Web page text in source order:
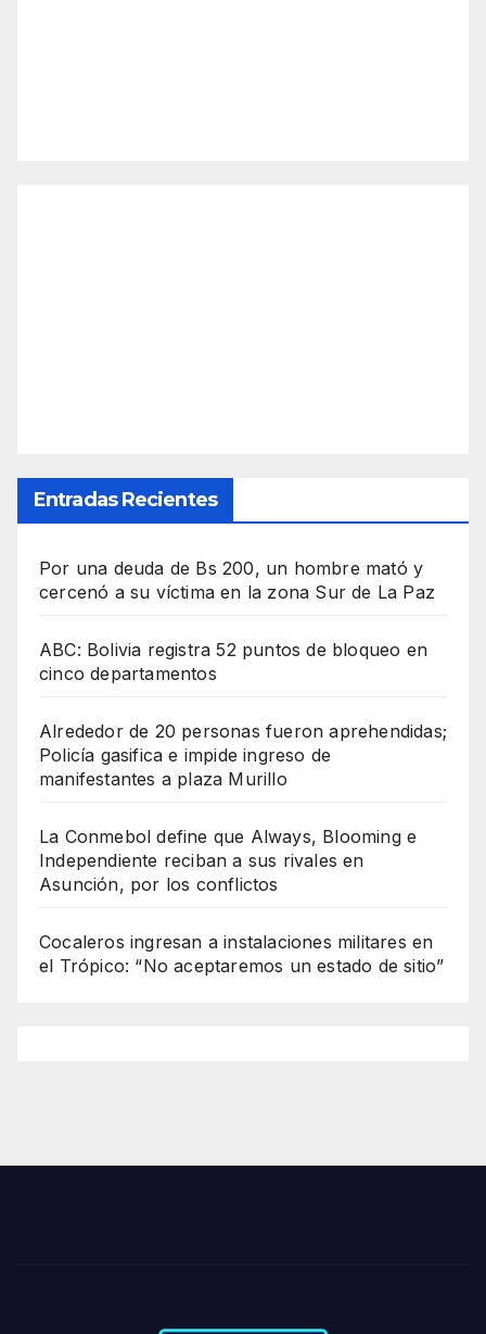
Entradas Recientes
Por una deuda de Bs 200, un hombre mató y
cercenó a su víctima en la zona Sur de La Paz
ABC: Bolivia registra 52 puntos de bloqueo en
cinco departamentos
Alrededor de 20 personas fueron aprehendidas;
Policía gasifica e impide ingreso de
manifestantes a plaza Murillo
La Conmebol define que Always, Blooming e
Independiente reciban a sus rivales en
Asunción, por los conflictos
Cocaleros ingresan a instalaciones militares en
el Trópico: “No aceptaremos un estado de sitio”